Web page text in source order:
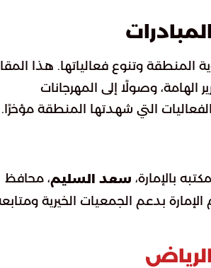
المنطقة وتنوع فعالياتها. هذا
الهامة، وصولًا إلى المهرجانات
التي شهدتها المنطقة مؤخرًا.
بالإمارة، سعد السليم، محافظ
بدعم الجمعيات الخيرية